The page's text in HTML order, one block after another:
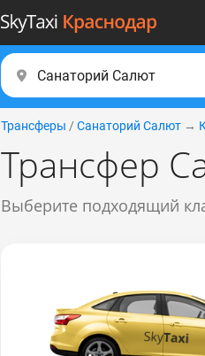
Трансферы / Санаторий Салют →
Трансфер
Выберите подходящий